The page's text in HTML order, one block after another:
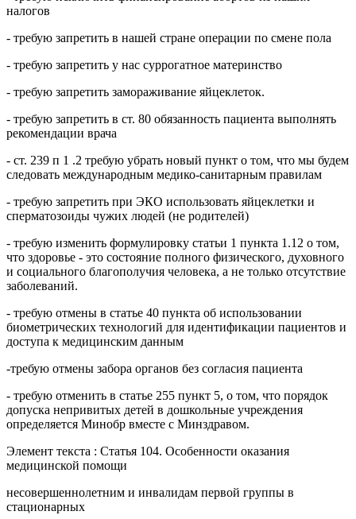
налогов
- требую запретить в нашей стране операции по смене пола
- требую запретить у нас суррогатное материнство
- требую запретить замораживание яйцеклеток.
- требую запретить в ст. 80 обязанность пациента выполнять
рекомендации врача
- ст. 239 п 1 .2 требую убрать новый пункт о том, что мы будем
следовать международным медико-санитарным правилам
- требую запретить при ЭКО использовать яйцеклетки и
сперматозоиды чужих людей (не родителей)
- требую изменить формулировку статьи 1 пункта 1.12 о том,
что здоровье - это состояние полного физического, духовного
и социального благополучия человека, а не только отсутствие
заболеваний.
- требую отмены в статье 40 пункта об использовании
биометрических технологий для идентификации пациентов и
доступа к медицинским данным
-требую отмены забора органов без согласия пациента
- требую отменить в статье 255 пункт 5, о том, что порядок
допуска непривитых детей в дошкольные учреждения
определяется Минобр вместе с Минздравом.
Элемент текста : Статья 104. Особенности оказания
медицинской помощи
несовершеннолетним и инвалидам первой группы в
стационарных